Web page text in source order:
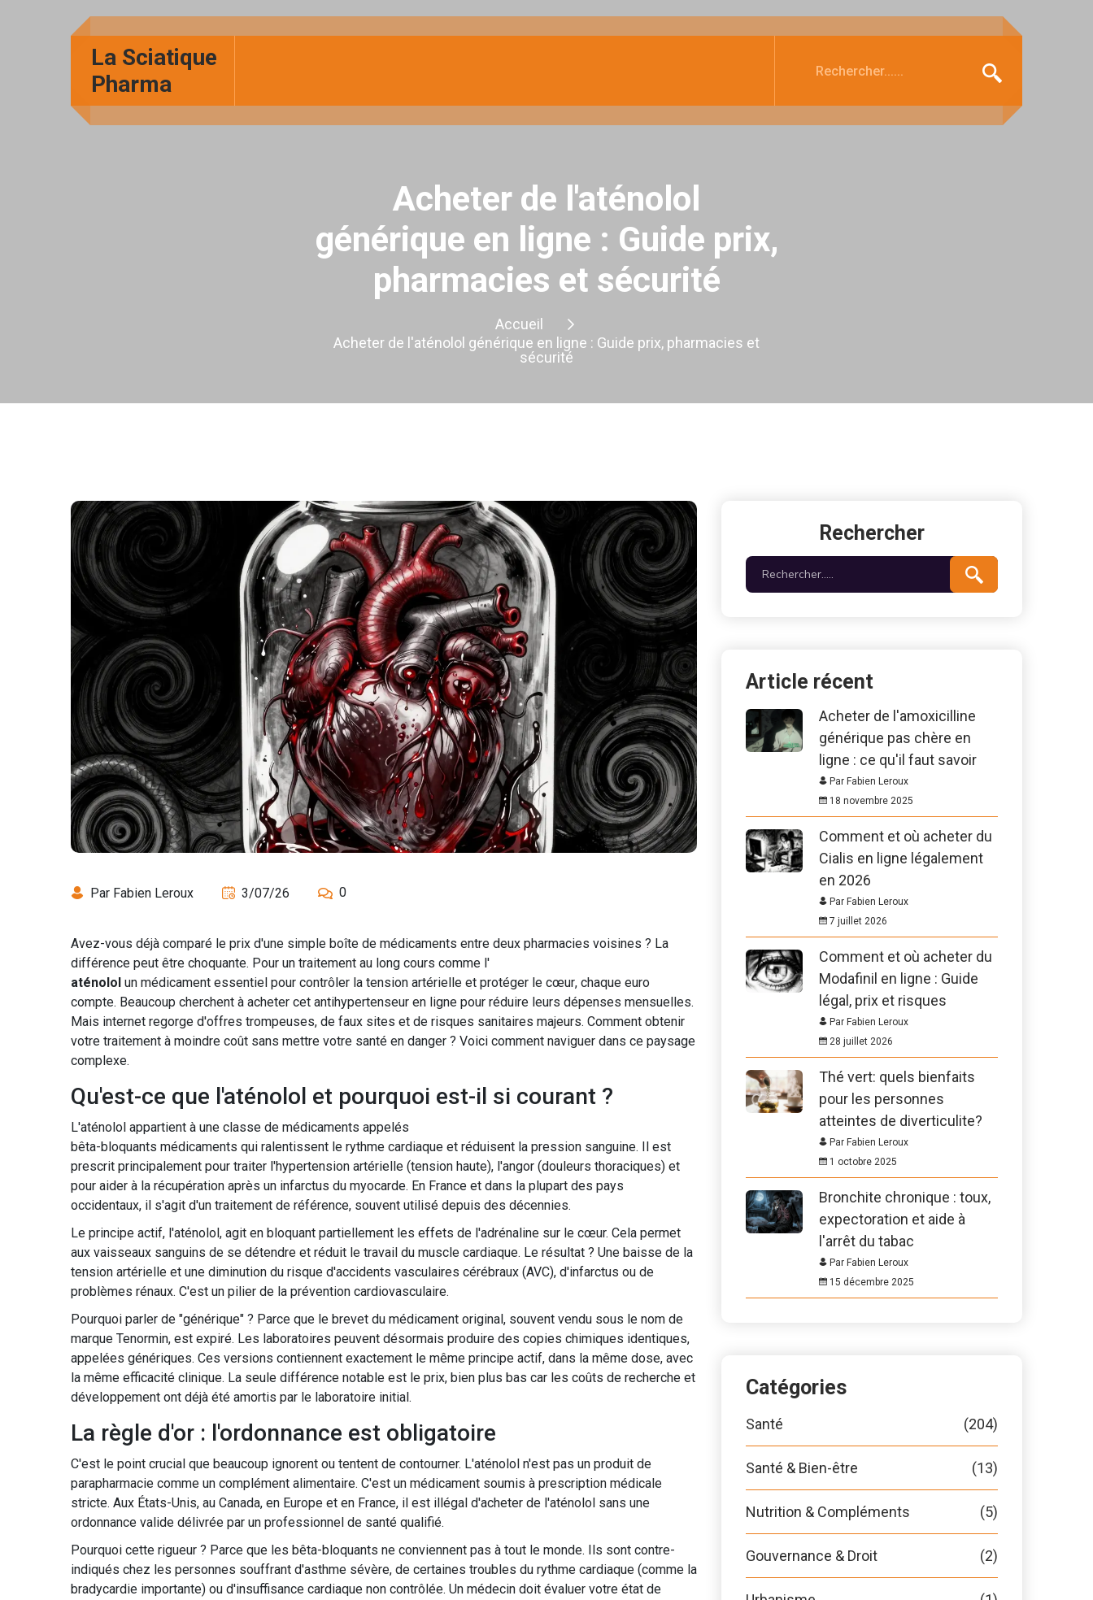
La Sciatique
Pharma
Acheter de l'aténolol
générique en ligne : Guide prix,
pharmacies et sécurité
Accueil
Acheter de l'aténolol générique en ligne : Guide prix, pharmacies et
sécurité
Par Fabien Leroux 3/07/26 0
Avez-vous déjà comparé le prix d'une simple boîte de médicaments entre deux pharmacies voisines ? La
différence peut être choquante. Pour un traitement au long cours comme l'
aténolol un médicament essentiel pour contrôler la tension artérielle et protéger le cœur, chaque euro
compte. Beaucoup cherchent à acheter cet antihypertenseur en ligne pour réduire leurs dépenses mensuelles.
Mais internet regorge d'offres trompeuses, de faux sites et de risques sanitaires majeurs. Comment obtenir
votre traitement à moindre coût sans mettre votre santé en danger ? Voici comment naviguer dans ce paysage
complexe.
Qu'est-ce que l'aténolol et pourquoi est-il si courant ?
L'aténolol appartient à une classe de médicaments appelés
bêta-bloquants médicaments qui ralentissent le rythme cardiaque et réduisent la pression sanguine. Il est
prescrit principalement pour traiter l'hypertension artérielle (tension haute), l'angor (douleurs thoraciques) et
pour aider à la récupération après un infarctus du myocarde. En France et dans la plupart des pays
occidentaux, il s'agit d'un traitement de référence, souvent utilisé depuis des décennies.
Le principe actif, l'aténolol, agit en bloquant partiellement les effets de l'adrénaline sur le cœur. Cela permet
aux vaisseaux sanguins de se détendre et réduit le travail du muscle cardiaque. Le résultat ? Une baisse de la
tension artérielle et une diminution du risque d'accidents vasculaires cérébraux (AVC), d'infarctus ou de
problèmes rénaux. C'est un pilier de la prévention cardiovasculaire.
Pourquoi parler de "générique" ? Parce que le brevet du médicament original, souvent vendu sous le nom de
marque Tenormin, est expiré. Les laboratoires peuvent désormais produire des copies chimiques identiques,
appelées génériques. Ces versions contiennent exactement le même principe actif, dans la même dose, avec
la même efficacité clinique. La seule différence notable est le prix, bien plus bas car les coûts de recherche et
développement ont déjà été amortis par le laboratoire initial.
La règle d'or : l'ordonnance est obligatoire
C'est le point crucial que beaucoup ignorent ou tentent de contourner. L'aténolol n'est pas un produit de
parapharmacie comme un complément alimentaire. C'est un médicament soumis à prescription médicale
stricte. Aux États-Unis, au Canada, en Europe et en France, il est illégal d'acheter de l'aténolol sans une
ordonnance valide délivrée par un professionnel de santé qualifié.
Pourquoi cette rigueur ? Parce que les bêta-bloquants ne conviennent pas à tout le monde. Ils sont contre-
indiqués chez les personnes souffrant d'asthme sévère, de certaines troubles du rythme cardiaque (comme la
bradycardie importante) ou d'insuffisance cardiaque non contrôlée. Un médecin doit évaluer votre état de
Rechercher
Article récent
Acheter de l'amoxicilline
générique pas chère en
ligne : ce qu'il faut savoir
Par Fabien Leroux
18 novembre 2025
Comment et où acheter du
Cialis en ligne légalement
en 2026
Par Fabien Leroux
7 juillet 2026
Comment et où acheter du
Modafinil en ligne : Guide
légal, prix et risques
Par Fabien Leroux
28 juillet 2026
Thé vert: quels bienfaits
pour les personnes
atteintes de diverticulite?
Par Fabien Leroux
1 octobre 2025
Bronchite chronique : toux,
expectoration et aide à
l'arrêt du tabac
Par Fabien Leroux
15 décembre 2025
Catégories
Santé (204)
Santé & Bien-être (13)
Nutrition & Compléments (5)
Gouvernance & Droit (2)